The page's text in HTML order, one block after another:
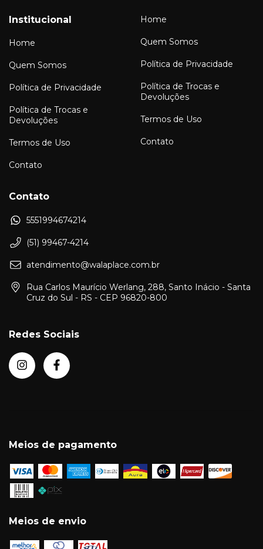
Institucional
Home
Quem Somos
Política de Privacidade
Política de Trocas e
Devoluções
Termos de Uso
Contato
Home
Quem Somos
Política de Privacidade
Política de Trocas e
Devoluções
Termos de Uso
Contato
Contato
5551994674214
(51) 99467-4214
atendimento@walaplace.com.br
Rua Carlos Maurício Werlang, 288, Santo Inácio - Santa
Cruz do Sul - RS - CEP 96820-800
Redes Sociais
Meios de pagamento
Meios de envio